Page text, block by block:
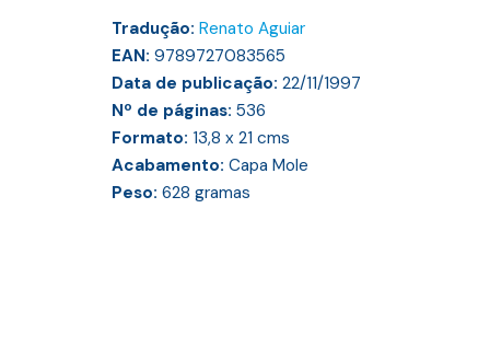
Tradução: Renato Aguiar
EAN: 9789727083565
Data de publicação: 22/11/1997
Nº de páginas: 536
Formato: 13,8 x 21 cms
Acabamento: Capa Mole
Peso: 628 gramas